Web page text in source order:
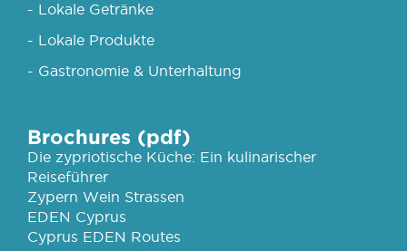
- Lokale Getränke
- Lokale Produkte
- Gastronomie & Unterhaltung
Brochures (pdf)
Die zypriotische Küche: Ein kulinarischer
Reiseführer
Zypern Wein Strassen
EDEN Cyprus
Cyprus EDEN Routes